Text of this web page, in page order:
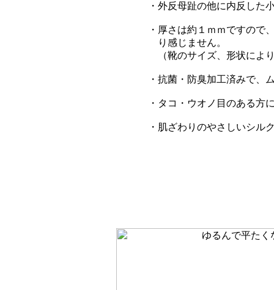
・外反母趾の他に内反した
・厚さは約１ｍｍですので
り感じません。
（靴のサイズ、形状によ
・抗菌・防臭加工済みで、
・タコ・ウオノ目のある方
・肌ざわりのやさしいシル